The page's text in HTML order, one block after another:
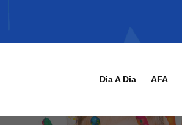
Dia A Dia AFA